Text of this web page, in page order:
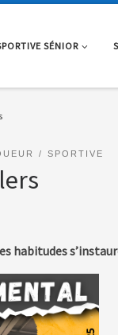
SÉNIOR
SPORTIVE
habitudes